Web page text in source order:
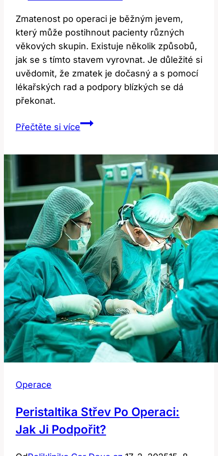
Zmatenost po operaci je běžným jevem,
který může postihnout pacienty různých
věkových skupin. Existuje několik způsobů,
jak se s tímto stavem vyrovnat. Je důležité si
uvědomit, že zmatek je dočasný a s pomocí
lékařských rad a podpory blízkých se dá
překonat.
Přečtěte si víceZmatenost
řešit
Operace
Peristaltika Střev Po Operaci:
Jak Ji Podpořit?